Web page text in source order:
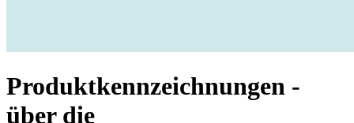
Produktkennzeichnungen -
über die